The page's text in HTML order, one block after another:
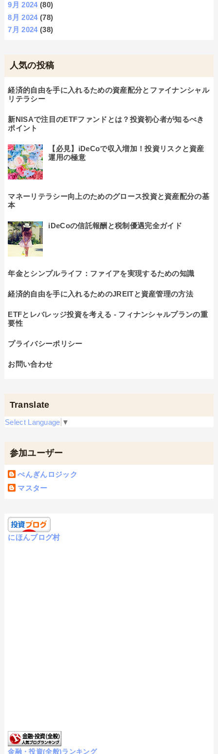
9月 2024(80)
8月 2024(78)
7月 2024(38)
人気の投稿
経済的自由を手に入れるための資産配分とファイナンシャル
リテラシー
新NISAで注目のETFファンドとは？投資初心者が知るべき
ポイント
【必見】iDeCoで収入増加！投資リスクと資産
運用の極意
マネーリテラシー向上のためのグロース投資と資産配分の基
本
iDeCoの信託報酬と税制優遇完全ガイド
年金とシンプルライフ：ファイアを実現するための知識
経済的自由を手に入れるためのJREITと資産管理の方法
ETFとレバレッジ投資を考える - フィナンシャルプランの重
要性
プライバシーポリシー
お問い合わせ
Translate
Select Language ▼
参加ユーザー
ぺんぎんロジック
マスター
にほんブログ村
金融・投資(全般)ランキング